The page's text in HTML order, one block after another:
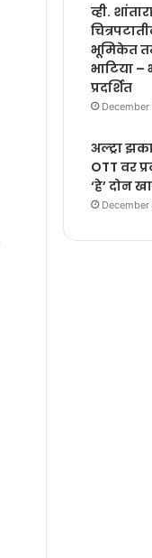
व्ही.
भूमिकेत
भाटिया –
प्रदर्शित
अल्ट्रा
OTT वर
‘हे’ दोन